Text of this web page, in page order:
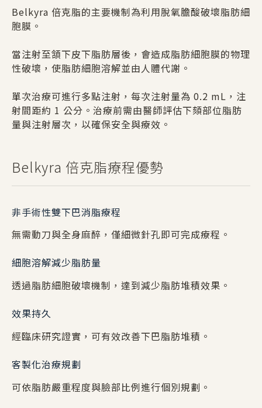
Belkyra 倍克脂的主要機制為利用脫氧膽酸破壞脂肪細
胞膜。
當注射至頷下皮下脂肪層後，會造成脂肪細胞膜的物理
性破壞，使脂肪細胞溶解並由人體代謝。
單次治療可進行多點注射，每次注射量為 0.2 mL，注
射間距約 1 公分。治療前需由醫師評估下頦部位脂肪
量與注射層次，以確保安全與療效。
Belkyra 倍克脂療程優勢
非手術性雙下巴消脂療程
無需動刀與全身麻醉，僅細微針孔即可完成療程。
細胞溶解減少脂肪量
透過脂肪細胞破壞機制，達到減少脂肪堆積效果。
效果持久
經臨床研究證實，可有效改善下巴脂肪堆積。
客製化治療規劃
可依脂肪嚴重程度與臉部比例進行個別規劃。